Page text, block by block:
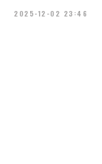
2025-12-02 23:46